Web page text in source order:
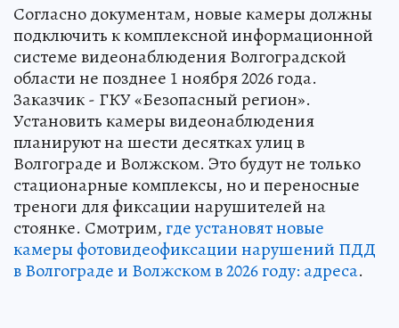
Согласно документам, новые камеры должны
подключить к комплексной информационной
системе видеонаблюдения Волгоградской
области не позднее 1 ноября 2026 года.
Заказчик - ГКУ «Безопасный регион».
Установить камеры видеонаблюдения
планируют на шести десятках улиц в
Волгограде и Волжском. Это будут не только
стационарные комплексы, но и переносные
треноги для фиксации нарушителей на
стоянке. Смотрим,где установят новые
камеры фотовидеофиксации нарушений ПДД
в Волгограде и Волжском в 2026 году: адреса.